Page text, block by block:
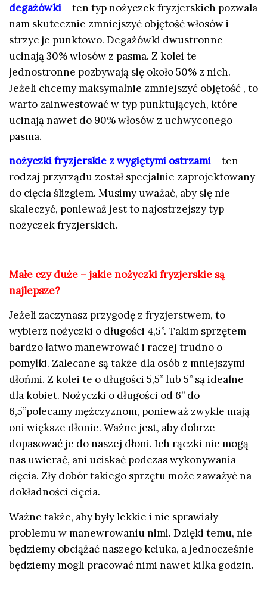
degażówki – ten typ nożyczek fryzjerskich pozwala
nam skutecznie zmniejszyć objętość włosów i
strzyc je punktowo. Degażówki dwustronne
ucinają 30% włosów z pasma. Z kolei te
jednostronne pozbywają się około 50% z nich.
Jeżeli chcemy maksymalnie zmniejszyć objętość , to
warto zainwestować w typ punktujących, które
ucinają nawet do 90% włosów z uchwyconego
pasma.
nożyczki fryzjerskie z wygiętymi ostrzami – ten
rodzaj przyrządu został specjalnie zaprojektowany
do cięcia ślizgiem. Musimy uważać, aby się nie
skaleczyć, ponieważ jest to najostrzejszy typ
nożyczek fryzjerskich.
Małe czy duże – jakie nożyczki fryzjerskie są
najlepsze?
Jeżeli zaczynasz przygodę z fryzjerstwem, to
wybierz nożyczki o długości 4,5’’. Takim sprzętem
bardzo łatwo manewrować i raczej trudno o
pomyłki. Zalecane są także dla osób z mniejszymi
dłońmi. Z kolei te o długości 5,5’’ lub 5’’ są idealne
dla kobiet. Nożyczki o długości od 6’’ do
6,5’’polecamy mężczyznom, ponieważ zwykle mają
oni większe dłonie. Ważne jest, aby dobrze
dopasować je do naszej dłoni. Ich rączki nie mogą
nas uwierać, ani uciskać podczas wykonywania
cięcia. Zły dobór takiego sprzętu może zaważyć na
dokładności cięcia.
Ważne także, aby były lekkie i nie sprawiały
problemu w manewrowaniu nimi. Dzięki temu, nie
będziemy obciążać naszego kciuka, a jednocześnie
będziemy mogli pracować nimi nawet kilka godzin.